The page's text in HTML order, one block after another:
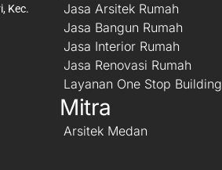
Kec.
Jasa Arsitek Rumah
Jasa Bangun Rumah
Jasa Interior Rumah
Jasa Renovasi Rumah
Layanan One Stop Building
Mitra
Arsitek Medan